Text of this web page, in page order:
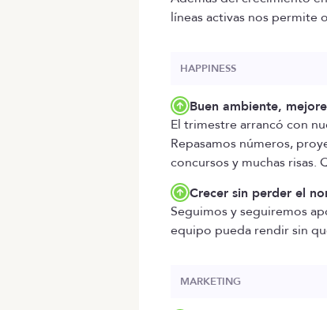
líneas activas nos permite
HAPPINESS
Buen ambiente,
El trimestre arrancó con
Repasamos números,
concursos y muchas
Crecer sin perder el
Seguimos y seguiremos
equipo pueda rendir sin
MARKETING